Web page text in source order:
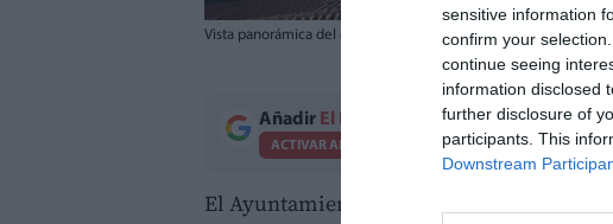
sensitive information
confirm your
continue seeing
information disclosed
further disclosure of
participants. This
Downstream
Vista panorámica del casco urbano de Camporrobles, donde el
Añadir El Periodico de Aquícomo fuente
ACTIVAR AHORA
El Ayuntamiento de Camporrobles ha